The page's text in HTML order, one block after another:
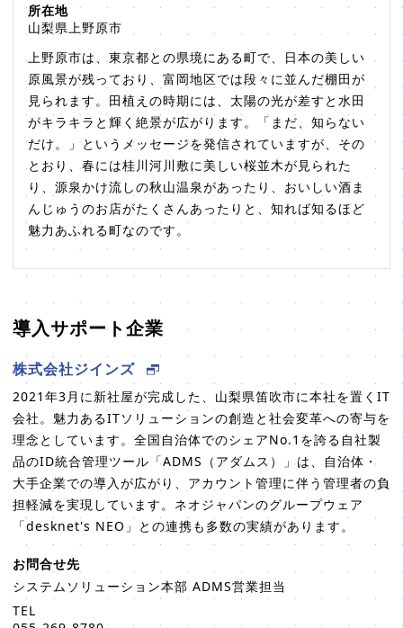
所在地
山梨県上野原市
上野原市は、東京都との県境にある町で、日本の美しい
原風景が残っており、富岡地区では段々に並んだ棚田が
見られます。田植えの時期には、太陽の光が差すと水田
がキラキラと輝く絶景が広がります。「まだ、知らない
だけ。」というメッセージを発信されていますが、その
とおり、春には桂川河川敷に美しい桜並木が見られた
り、源泉かけ流しの秋山温泉があったり、おいしい酒ま
んじゅうのお店がたくさんあったりと、知れば知るほど
魅力あふれる町なのです。
導入サポート企業
株式会社ジインズ
2021年3月に新社屋が完成した、山梨県笛吹市に本社を置くIT
会社。魅力あるITソリューションの創造と社会変革への寄与を
理念としています。全国自治体でのシェアNo.1を誇る自社製
品のID統合管理ツール「ADMS（アダムス）」は、自治体・
大手企業での導入が広がり、アカウント管理に伴う管理者の負
担軽減を実現しています。ネオジャパンのグループウェア
「desknet's NEO」との連携も多数の実績があります。
お問合せ先
システムソリューション本部 ADMS営業担当
TEL